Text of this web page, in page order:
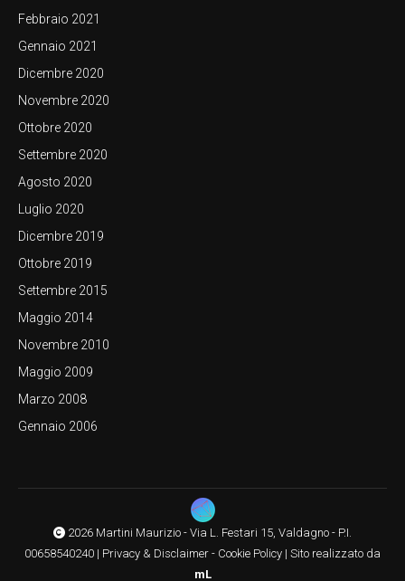
Febbraio 2021
Gennaio 2021
Dicembre 2020
Novembre 2020
Ottobre 2020
Settembre 2020
Agosto 2020
Luglio 2020
Dicembre 2019
Ottobre 2019
Settembre 2015
Maggio 2014
Novembre 2010
Maggio 2009
Marzo 2008
Gennaio 2006
2026 Martini Maurizio - Via L. Festari 15, Valdagno - P.I.
00658540240 | Privacy & Disclaimer - Cookie Policy | Sito realizzato da
mL